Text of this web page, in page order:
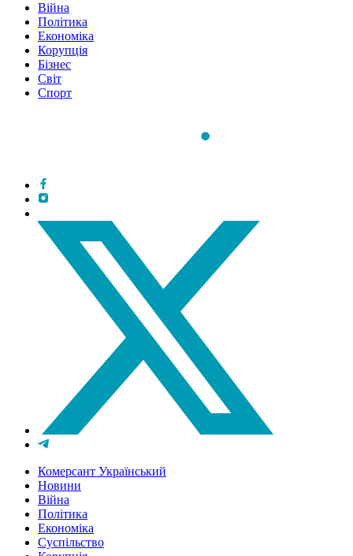
Війна
Політика
Економіка
Корупція
Бізнес
Світ
Спорт
Комерсант Український
Новини
Війна
Політика
Економіка
Суспільство